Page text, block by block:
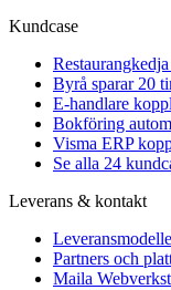
Kundcase
Byrå sparar 20
E-handlare
Bokföring
Visma ERP
Se alla 24
Leverans & kontakt
Partners och
Maila